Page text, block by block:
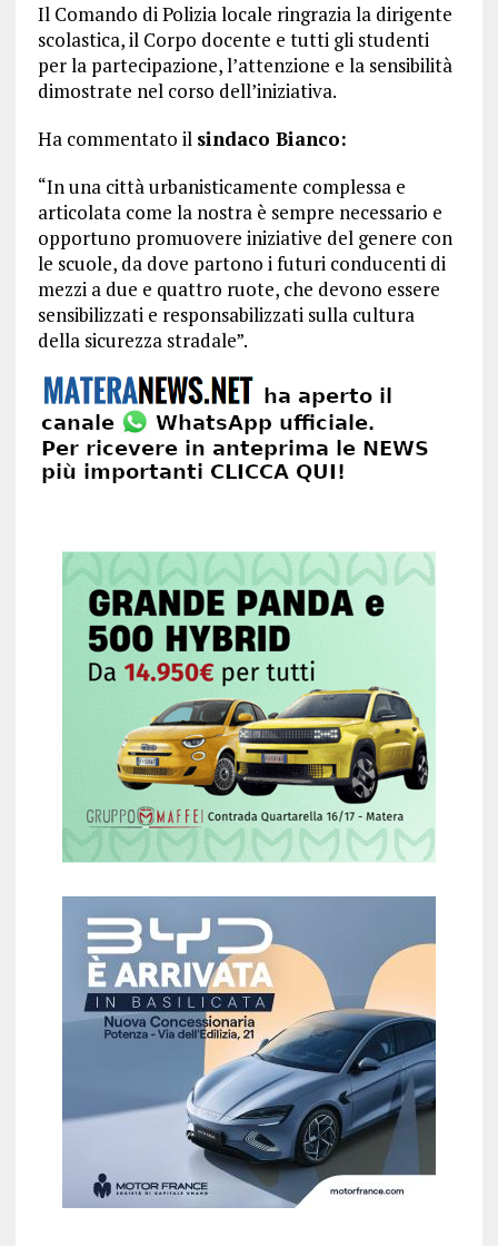
Il Comando di Polizia locale ringrazia la dirigente
scolastica, il Corpo docente e tutti gli studenti
per la partecipazione, l’attenzione e la sensibilità
dimostrate nel corso dell’iniziativa.
Ha commentato il sindaco Bianco:
“In una città urbanisticamente complessa e
articolata come la nostra è sempre necessario e
opportuno promuovere iniziative del genere con
le scuole, da dove partono i futuri conducenti di
mezzi a due e quattro ruote, che devono essere
sensibilizzati e responsabilizzati sulla cultura
della sicurezza stradale”.